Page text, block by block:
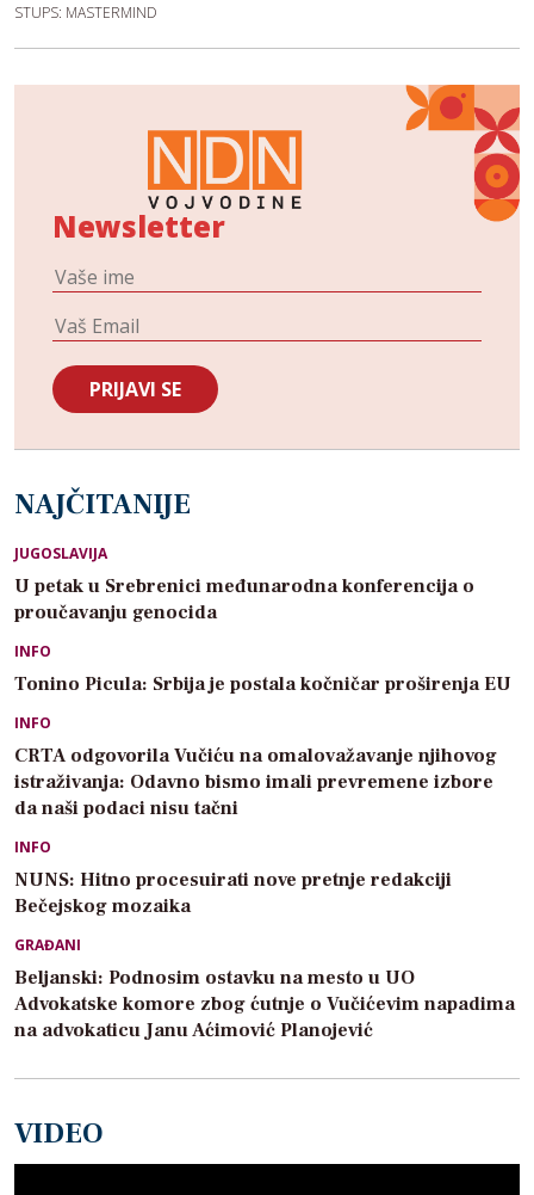
STUPS: MASTERMIND
Newsletter
NAJČITANIJE
JUGOSLAVIJA
U petak u Srebrenici međunarodna konferencija o
proučavanju genocida
INFO
Tonino Picula: Srbija je postala kočničar proširenja EU
INFO
CRTA odgovorila Vučiću na omalovažavanje njihovog
istraživanja: Odavno bismo imali prevremene izbore
da naši podaci nisu tačni
INFO
NUNS: Hitno procesuirati nove pretnje redakciji
Bečejskog mozaika
GRAĐANI
Beljanski: Podnosim ostavku na mesto u UO
Advokatske komore zbog ćutnje o Vučićevim napadima
na advokaticu Janu Aćimović Planojević
VIDEO